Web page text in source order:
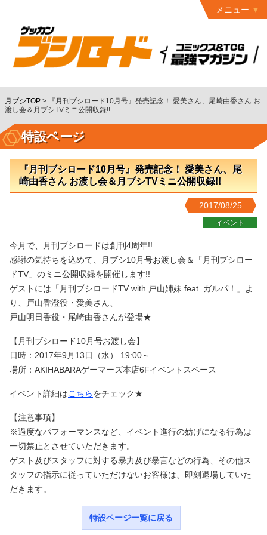
メニュー
最終号
連載作品
読者ページ
お問い合わせ
コミックグロウル
月ブシTOP >
『月刊ブシロード10月号』発売記念！ 愛美さん、尾崎由香さん お
渡し会＆月ブシTVミニ公開収録!!
特設ページ
『月刊ブシロード10月号』発売記念！ 愛美さん、尾
崎由香さん お渡し会＆月ブシTVミニ公開収録!!
2017/08/25
イベント
今月で、月刊ブシロードは創刊4周年!!
感謝の気持ちを込めて、月ブシ10月号お渡し会＆「月刊ブシロー
ドTV」のミニ公開収録を開催します!!
ゲストには「月刊ブシロードTV with 戸山姉妹 feat. ガルパ！」よ
り、戸山香澄役・愛美さん、
戸山明日香役・尾崎由香さんが登場★
【月刊ブシロード10月号お渡し会】
日時：2017年9月13日（水） 19:00～
場所：AKIHABARAゲーマーズ本店6Fイベントスペース
イベント詳細はこちらをチェック★
【注意事項】
※過度なパフォーマンスなど、イベント進行の妨げになる行為は
一切禁止とさせていただきます。
ゲスト及びスタッフに対する暴力及び暴言などの行為、その他ス
タッフの指示に従っていただけないお客様は、即刻退場していた
だきます。
特設ページ一覧に戻る